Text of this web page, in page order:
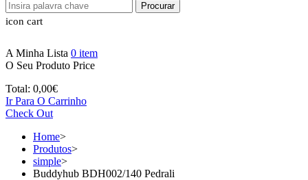
Procurar
icon cart
A Minha Lista 0 item
O Seu Produto Price
Total: 0,00€
Ir Para O Carrinho
Check Out
Home>
Produtos>
simple>
Buddyhub BDH002/140 Pedrali